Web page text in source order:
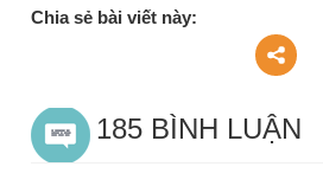
Chia sẻ bài viết này:
185 BÌNH LUẬN